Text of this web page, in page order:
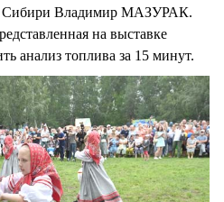
Сибири Владимир МАЗУРАК.
на выставке
анализ топлива за 15 минут.